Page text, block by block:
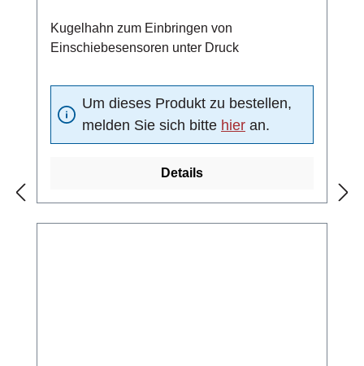
Kugelhahn zum Einbringen von
Einschiebesensoren unter Druck
Um dieses Produkt zu bestellen,
melden Sie sich bitte hier an.
Details